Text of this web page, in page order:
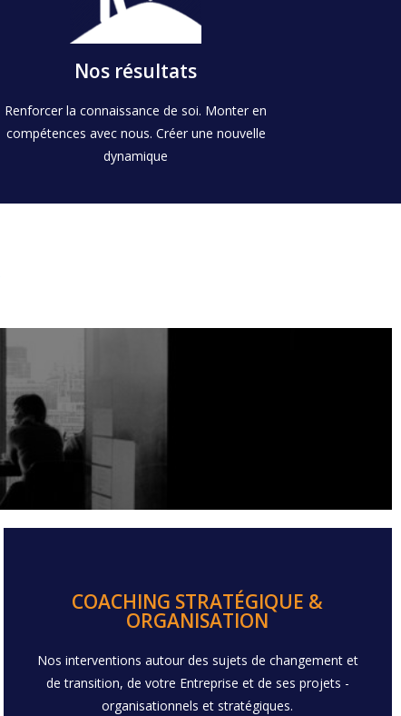
Nos résultats
Renforcer la connaissance de soi. Monter en
compétences avec nous. Créer une nouvelle
dynamique
Votre développement
Nous assurons un accompagnement
singulier, spécifique et sur-mesure [...]
COACHING STRATÉGIQUE &
ORGANISATION​
Nos interventions autour des sujets de changement et
de transition, de votre Entreprise et de ses projets -
organisationnels et stratégiques.
Définition de votre projet d'Entreprise, Brainstorming,
Prise de recul et Organisation de la nouvelle
Demander un devis